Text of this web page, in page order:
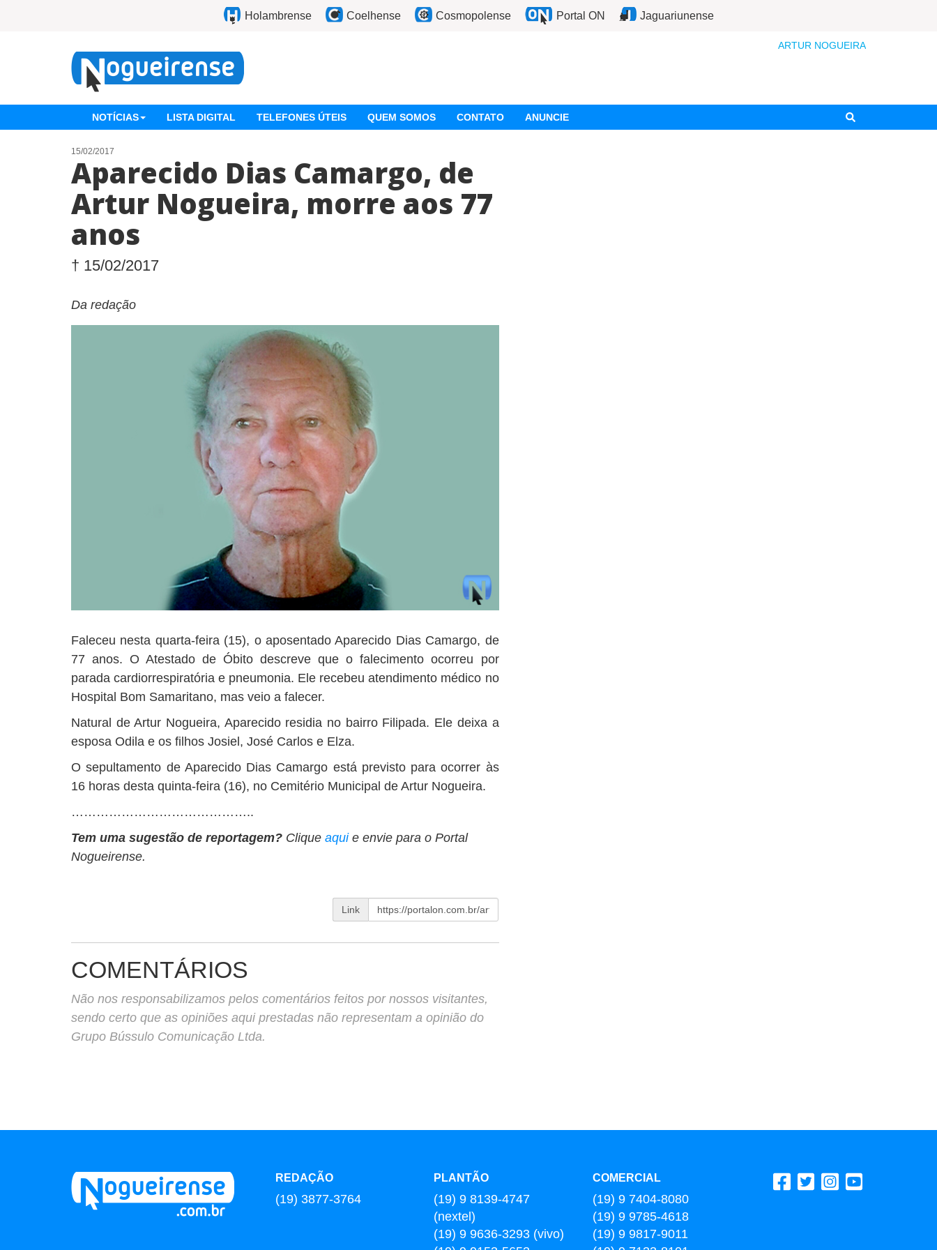
Holambrense Coelhense Cosmopolense Portal ON Jaguariunense
ARTUR NOGUEIRA
NOTÍCIAS LISTA DIGITAL TELEFONES ÚTEIS QUEM SOMOS CONTATO ANUNCIE
15/02/2017
Aparecido Dias Camargo, de
Artur Nogueira, morre aos 77
anos
† 15/02/2017
Da redação
Faleceu nesta quarta-feira (15), o aposentado Aparecido Dias Camargo, de
77 anos. O Atestado de Óbito descreve que o falecimento ocorreu por
parada cardiorrespiratória e pneumonia. Ele recebeu atendimento médico no
Hospital Bom Samaritano, mas veio a falecer.
Natural de Artur Nogueira, Aparecido residia no bairro Filipada. Ele deixa a
esposa Odila e os filhos Josiel, José Carlos e Elza.
O sepultamento de Aparecido Dias Camargo está previsto para ocorrer às
16 horas desta quinta-feira (16), no Cemitério Municipal de Artur Nogueira.
……………………………………..
Tem uma sugestão de reportagem? Clique aqui e envie para o Portal
Nogueirense.
Link
COMENTÁRIOS
Não nos responsabilizamos pelos comentários feitos por nossos visitantes,
sendo certo que as opiniões aqui prestadas não representam a opinião do
Grupo Bússulo Comunicação Ltda.
REDAÇÃO
(19) 3877-3764
PLANTÃO
(19) 9 8139-4747
(nextel)
(19) 9 9636-3293 (vivo)
COMERCIAL
(19) 9 7404-8080
(19) 9 9785-4618
(19) 9 9817-9011